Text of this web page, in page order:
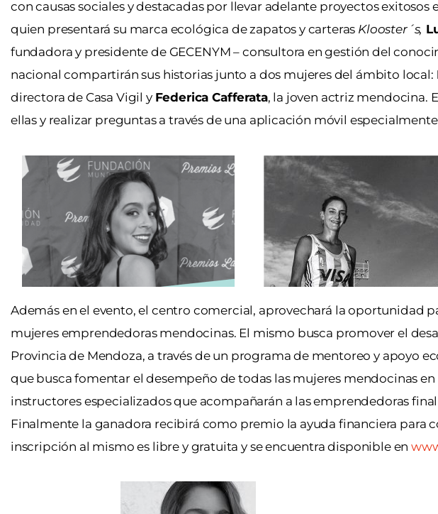
con causas sociales y destacadas por llevar adelante proyectos exitosos
quien presentará su marca ecológica de zapatos y carteras Klooster´s,
fundadora y presidente de GECENYM – consultora en gestión del
nacional compartirán sus historias junto a dos mujeres del ámbito local:
directora de Casa Vigil y Federica Cafferata, la joven actriz mendocina.
ellas y realizar preguntas a través de una aplicación móvil
Además en el evento, el centro comercial, aprovechará la oportunidad
mujeres emprendedoras mendocinas. El mismo busca promover el
Provincia de Mendoza, a través de un programa de mentoreo y apoyo
que busca fomentar el desempeño de todas las mujeres mendocinas
instructores especializados que acompañarán a las emprendedoras
Finalmente la ganadora recibirá como premio la ayuda financiera para
inscripción al mismo es libre y gratuita y se encuentra disponible en